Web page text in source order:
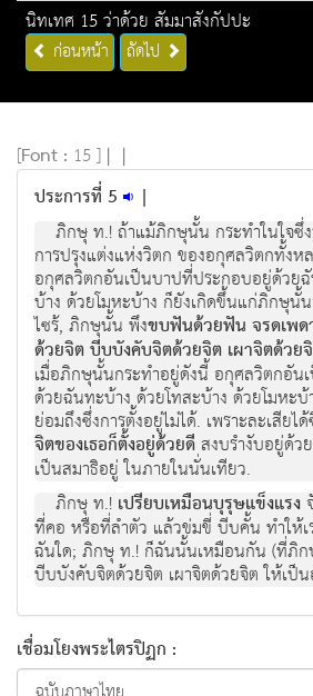
นิทเทศ 15 ว่าด้วย สัมมาสังกัปปะ
ก่อนหน้า ถัดไป
[Font : 15 ] | |
ประการที่ 5 |
ภิกษุ ท.! ถ้าแม้ภิกษุนั้น กระทำในใจ
การปรุงแต่งแห่งวิตก ของอกุศลวิตกทั้งห
อกุศลวิตกอันเป็นบาปที่ประกอบอยู่ด้วย
บ้าง ด้วยโมหะบ้าง ก็ยังเกิดขึ้นแก่ภิกษุนั้
ไซร้, ภิกษุนั้น พึงขบฟันด้วยฟัน จรดเพ
ด้วยจิต บีบบังคับจิตด้วยจิต เผาจิตด้วย
เมื่อภิกษุนั้นกระทำอยู่ดังนี้ อกุศลวิตกอั
ด้วยฉันทะบ้าง ด้วยโทสะบ้าง ด้วยโมหะ
ย่อมถึงซึ่งการตั้งอยู่ไม่ได้. เพราะละเสีย
จิตของเธอก็ตั้งอยู่ด้วยดีสงบรำงับอยู่ด้ว
เป็นสมาธิอยู่ ในภายในนั่นเทียว.
ภิกษุ ท.! เปรียบเหมือนบุรุษแข็งแรง
ที่คอ หรือที่ลำตัว แล้วข่มขี่ บีบคั้น ทำให้เ
ฉันใด; ภิกษุ ท.! ก็ฉันนั้นเหมือนกัน (ที่ภิ
บีบบังคับจิตด้วยจิต เผาจิตด้วยจิต ให้เป็น
เชื่อมโยงพระไตรปิฏก :